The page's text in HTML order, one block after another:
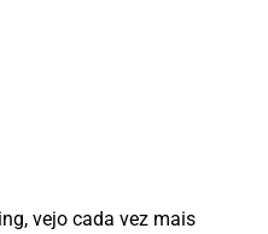
vejo cada vez mais